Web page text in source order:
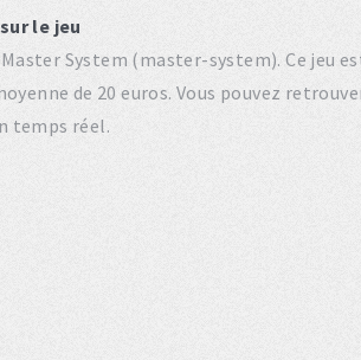
le jeu
System (master-system). Ce jeu
de 20 euros. Vous pouvez
temps réel.